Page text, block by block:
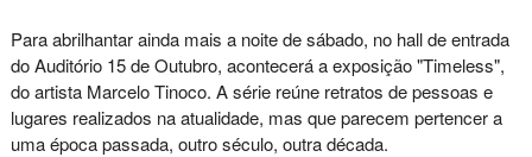
Para abrilhantar ainda mais a noite de sábado, no hall de entrada
do Auditório 15 de Outubro, acontecerá a exposição "Timeless",
do artista Marcelo Tinoco. A série reúne retratos de pessoas e
lugares realizados na atualidade, mas que parecem pertencer a
uma época passada, outro século, outra década.